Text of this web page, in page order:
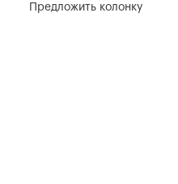
Предложить колонку